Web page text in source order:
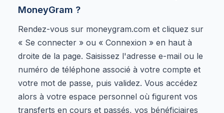
MoneyGram ?
Rendez-vous sur moneygram.com et cliquez sur
« Se connecter » ou « Connexion » en haut à
droite de la page. Saisissez l'adresse e-mail ou le
numéro de téléphone associé à votre compte et
votre mot de passe, puis validez. Vous accédez
alors à votre espace personnel où figurent vos
transferts en cours et passés, vos bénéficiaires